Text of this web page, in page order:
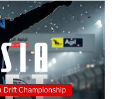
Drift Championship